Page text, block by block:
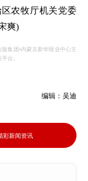
农牧厅机关党委
爽)
集团•内蒙古新华报业中心主
台。
编辑： 吴迪
彩新闻资讯